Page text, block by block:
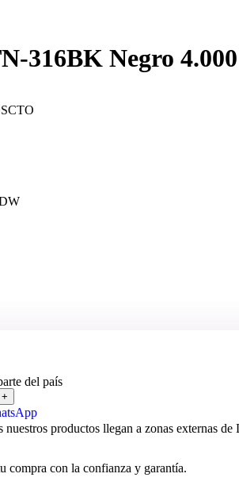
316BK Negro
del país
nuestros productos llegan a zonas externas de
compra con la confianza y garantía.